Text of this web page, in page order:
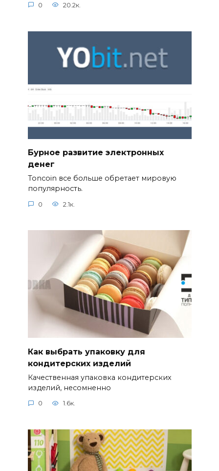
0 20.2к.
Бурное развитие электронных
денег
Toncoin все больше обретает мировую
популярность.
0 2.1к.
Как выбрать упаковку для
кондитерских изделий
Качественная упаковка кондитерских
изделий, несомненно
0 1.6к.